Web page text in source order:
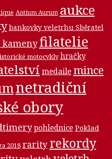
Antium Aurum aukce
bankovky veletrhu Sběratel
kamenyfilatelie
motocykly hračky
medaile mince
netradiční
obory
pohlednice Poklad
2018 rarity rekordy